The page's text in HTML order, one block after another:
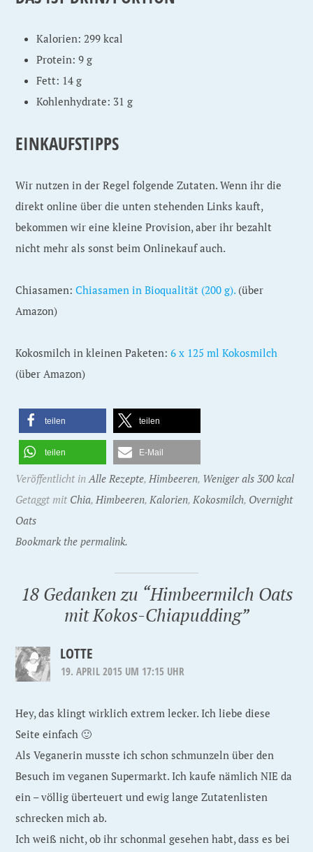
Kalorien: 299 kcal
Protein: 9 g
Fett: 14 g
Kohlenhydrate: 31 g
EINKAUFSTIPPS
Wir nutzen in der Regel folgende Zutaten. Wenn ihr die
direkt online über die unten stehenden Links kauft,
bekommen wir eine kleine Provision, aber ihr bezahlt
nicht mehr als sonst beim Onlinekauf auch.
Chiasamen:Chiasamen in Bioqualität (200 g). (über
Amazon)
Kokosmilch in kleinen Paketen:6 x 125 ml Kokosmilch
(über Amazon)
teilen teilen
teilen E-Mail
Veröffentlicht inAlle Rezepte,Himbeeren, Weniger als 300 kcal
Getaggt mit Chia,Himbeeren,Kalorien,Kokosmilch, Overnight
Oats
Bookmark the permalink.
18 Gedanken zu “Himbeermilch Oats
mit Kokos-Chiapudding”
LOTTE
19. APRIL 2015 UM 17:15 UHR
Hey, das klingt wirklich extrem lecker. Ich liebe diese
Seite einfach 🙂
Als Veganerin musste ich schon schmunzeln über den
Besuch im veganen Supermarkt. Ich kaufe nämlich NIE da
ein – völlig überteuert und ewig lange Zutatenlisten
schrecken mich ab.
Ich weiß nicht, ob ihr schonmal gesehen habt, dass es bei